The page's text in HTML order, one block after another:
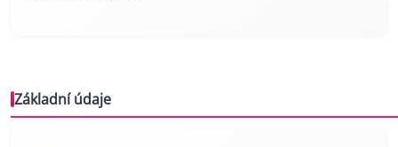
Základní údaje